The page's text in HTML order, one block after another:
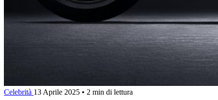
Celebrità 13 Aprile 2025 • 2 min di lettura